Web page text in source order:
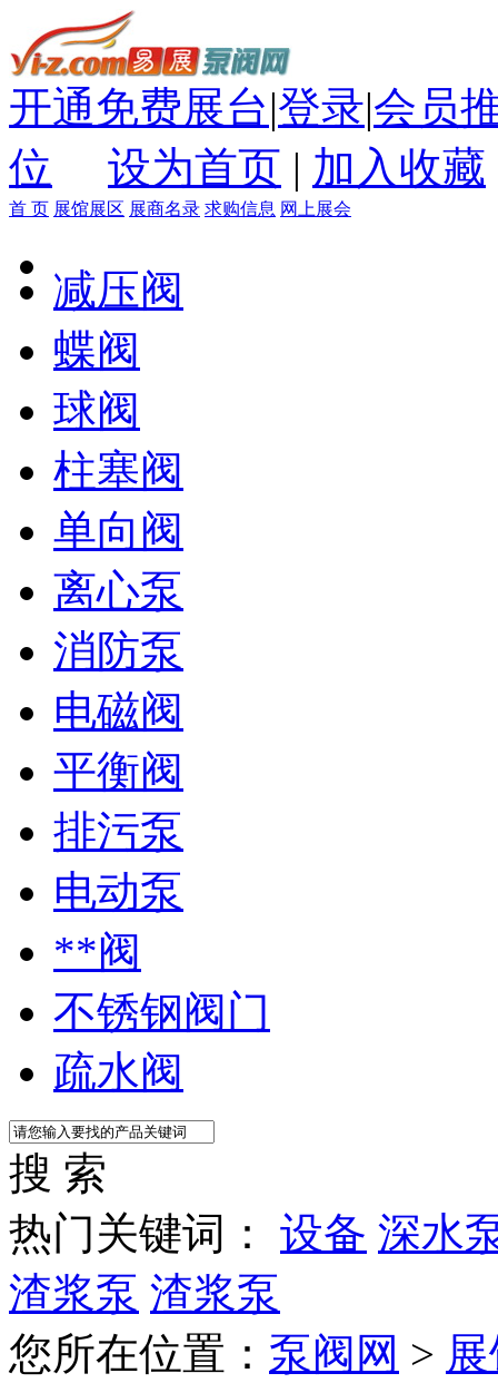
开通免费展台|登录|会员
位
设为首页 | 加入收藏
首 页 展馆展区 展商名录 求购信息 网上展会
减压阀
蝶阀
球阀
柱塞阀
单向阀
离心泵
消防泵
电磁阀
平衡阀
排污泵
电动泵
**阀
不锈钢阀门
疏水阀
搜 索
热门关键词： 设备 深水
渣浆泵 渣浆泵
您所在位置： 泵阀网 >